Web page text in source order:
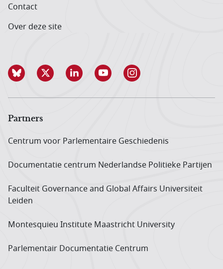
Contact
Over deze site
Partners
Centrum voor Parlementaire Geschiedenis
Documentatie centrum Neder­landse Politieke Partijen
Faculteit Governance and Global Affairs Universiteit
Leiden
Montesquieu Institute Maastricht University
Parlementair Documentatie Centrum